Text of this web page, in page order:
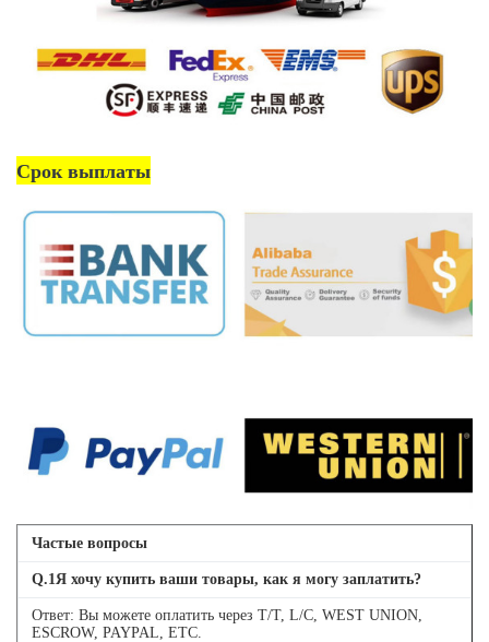
Срок выплаты
Частые вопросы
Q.1 Я хочу купить ваши товары, как я могу заплатить?
Ответ: Вы можете оплатить через T/T, L/C, WEST UNION,
ESCROW, PAYPAL, ETC.